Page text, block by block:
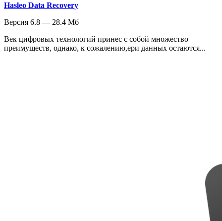
Hasleo Data Recovery
Версия 6.8 — 28.4 Мб
Век цифровых технологий принес с собой множество
преимуществ, однако, к сожалению,ери данных остаются...